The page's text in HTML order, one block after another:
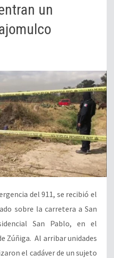
un
del 911, se recibió el
sobre la carretera a San
San Pablo, en el
Zúñiga. Al arribar unidades
el cadáver de un sujeto